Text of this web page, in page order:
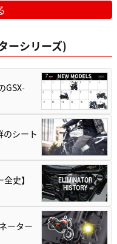
ーシリーズ)
GSX-
シート
史】
ーター